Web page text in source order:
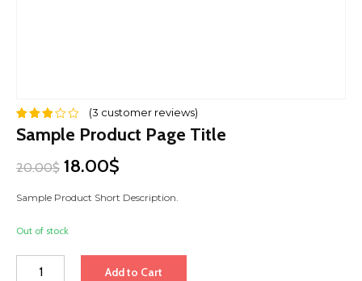
(3 customer reviews)
Sample Product Page Title
20.00$ 18.00$
Sample Product Short Description.
Out of stock
Add to Cart